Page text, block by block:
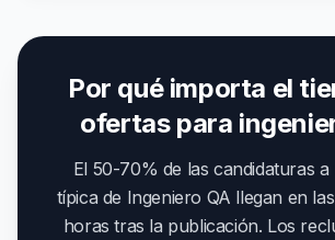
Por qué importa el
ofertas para
El 50-70% de las candidaturas
típica de Ingeniero QA llegan en
horas tras la publicación. Los